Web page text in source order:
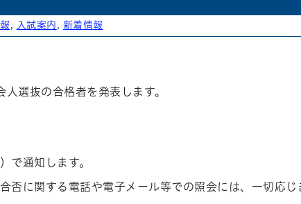
, 入試案内 , 新着情報
選抜の合格者を発表します。
で通知します。
否に関する電話や電子メール等での照会には、一切応じ